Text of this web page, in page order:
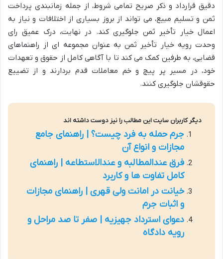
دقیق قرارداد و ذکر صریح تمامی شروط، از جمله زمانبندی پرداخت
ثمن و تسلیم مبیع، می تواند از بروز بسیاری از اختلافات و نیاز به
اعمال خیار تأخیر ثمن جلوگیری کند. در نهایت، درک عمیق رای
وحدت رویه خیار تأخیر ثمن به عنوان مجموعه ای از راهنماهای
قضایی، به طرفین کمک می کند تا با آگاهی کامل از حقوق و تعهدات
خود، در مسیر پر پیچ و خم معاملات قدم بردارند و از تضییع
حقوقشان جلوگیری کنند.
دیگر کاربران سایت این مطالب را نیز دوست داشته اند
جرم حمله به فرد چیست؟ | راهنمای جامع
مجازات و انواع آن
فرق عندالمطالبه و عندالاستطاعه | راهنمای
کامل تفاوت ها و کاربرد
خیانت در امانت ولی قهری | راهنمای مجازات
و اثبات جرم
دعوای استرداد جهیزیه | صفر تا صد مراحل و
رویه دادگاه